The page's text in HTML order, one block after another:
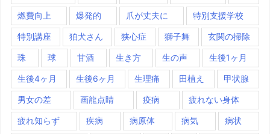
燃費向上 爆発的 爪が丈夫に 特別支援学校
特別講座 狛犬さん 狭心症 獅子舞 玄関の掃除
珠 球 甘酒 生き方 生の声 生後1ヶ月
生後4ヶ月 生後6ヶ月 生理痛 田植え 甲状腺
男女の差 画龍点睛 疫病 疲れない身体
疲れ知らず 疾病 病原体 病気 病状